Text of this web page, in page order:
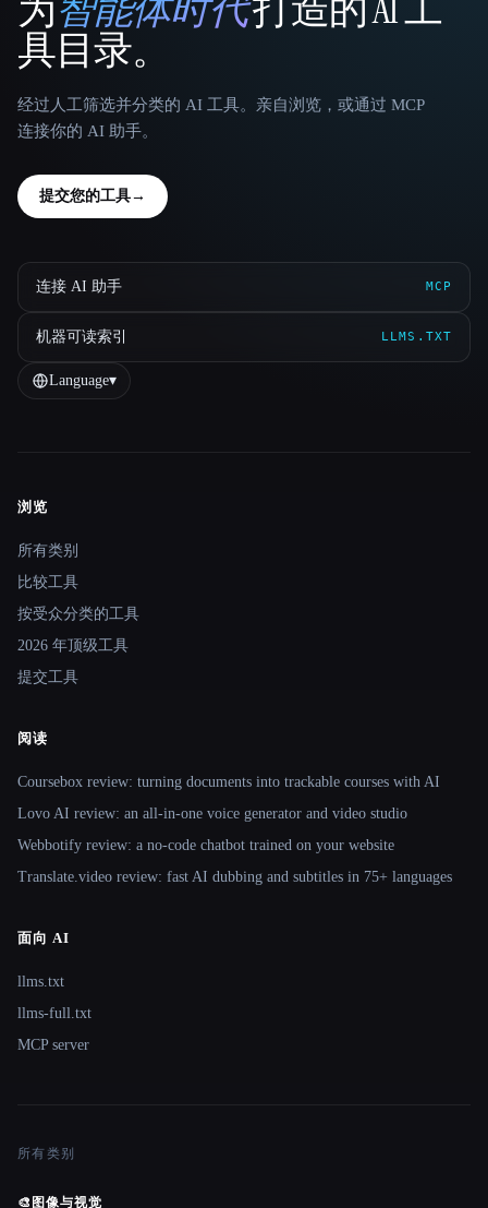
That AI Collection
具目录。
经过人工筛选并分类的 AI 工具。亲自浏览，或通过 MCP
连接你的 AI 助手。
提交您的工具→
连接 AI 助手 MCP
机器可读索引 LLMS.TXT
Language▾
Site navigation
浏览
所有类别
比较工具
按受众分类的工具
2026 年顶级工具
提交工具
阅读
Coursebox review: turning documents into trackable courses with AI
Lovo AI review: an all-in-one voice generator and video studio
Webbotify review: a no-code chatbot trained on your website
Translate.video review: fast AI dubbing and subtitles in 75+ languages
面向 AI
llms.txt
llms-full.txt
MCP server
所有类别
🎨 图像与视觉